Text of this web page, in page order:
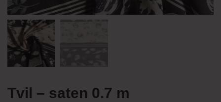
Tvil – saten 0.7 m